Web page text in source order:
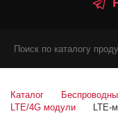
Каталог
LTE/4G модули
LTE-